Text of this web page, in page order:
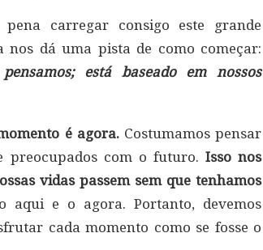
carregar consigo este grande
nos dá uma pista de como começar:
está baseado em nossos
é agora.Costumamos pensar
preocupados com o futuro. Isso nos
vidas passem sem que tenhamos
aqui e o agora. Portanto, devemos
cada momento como se fosse o